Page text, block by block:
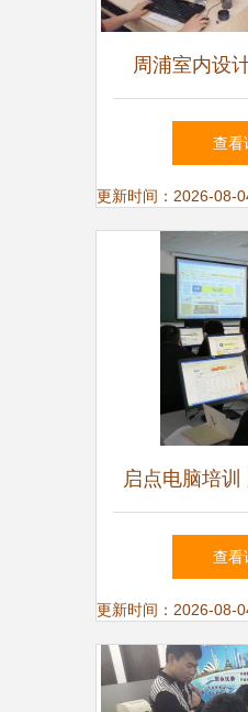
周浦室内设
公、网页与会
上海电脑培训
高
查看
更新时间：2026-08-
启点电脑培
解析，助力计
查看
更新时间：2026-08-